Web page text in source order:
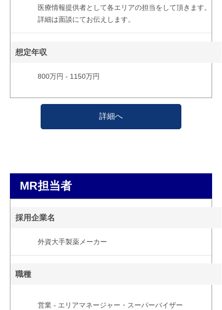
医療情報提供者として各エリアの担当をして頂きます。
詳細は面談にてお伝えします。
想定年収
800万円 - 1150万円
詳細へ
MR担当者
採用企業名
外資大手製薬メーカー
職種
営業 - エリアマネージャー・スーパーバイザー